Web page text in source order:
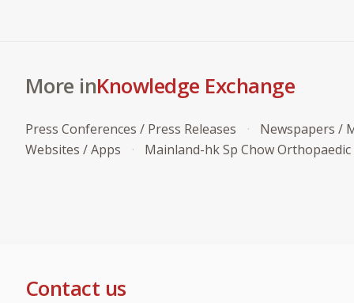
More inKnowledge Exchange
Press Conferences / Press Releases Newspapers /
Websites / Apps
Mainland-hk Sp Chow
Contact us